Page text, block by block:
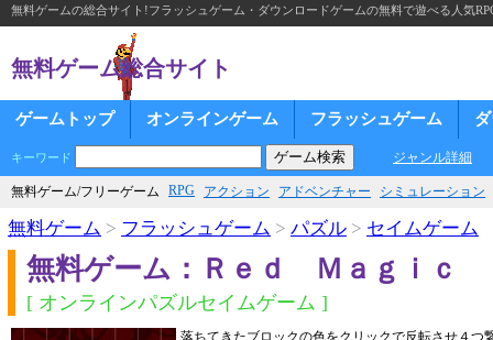
無料ゲームの総合サイト!フラッシュゲーム・ダウンロードゲームの無料で遊べる人気
無料ゲーム総合サイト
ゲームトップ オンラインゲーム フラッシュゲーム
キーワード ジャンル詳細
無料ゲーム/フリーゲーム RPG アクション アドベンチャー シミュレーション
無料ゲーム > フラッシュゲーム > パズル > セイムゲーム
無料ゲーム：Ｒｅｄ Ｍａｇｉｃ
[ オンラインパズルセイムゲーム ]
落ちてきたブロックの色をクリックで反転させ４つ